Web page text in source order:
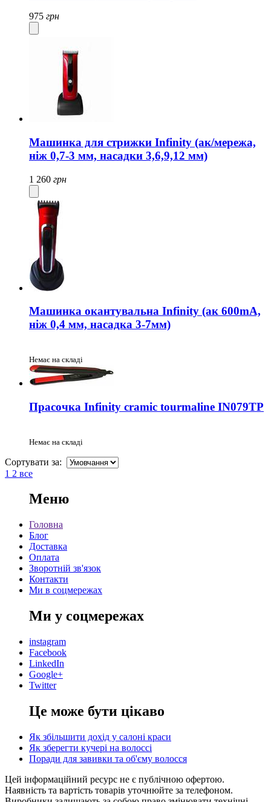
975 грн
Машинка для стрижки Infinity (ак/мережа,
ніж 0,7-3 мм, насадки 3,6,9,12 мм)
1 260 грн
Машинка окантувальна Infinity (ак 600mA,
ніж 0,4 мм, насадка 3-7мм)
Немає на складі
Прасочка Infinity cramic tourmaline IN079TP
Немає на складі
Сортувати за:
1 2 все
Меню
Головна
Блог
Доставка
Оплата
Зворотній зв'язок
Контакти
Ми в соцмережах
Ми у соцмережах
instagram
Facebook
LinkedIn
Google+
Twitter
Це може бути цікаво
Як збільшити дохід у салоні краси
Як зберегти кучері на волоссі
Поради для завивки та об'єму волосся
Цей інформаційний ресурс не є публічною офертою.
Наявність та вартість товарів уточнюйте за телефоном.